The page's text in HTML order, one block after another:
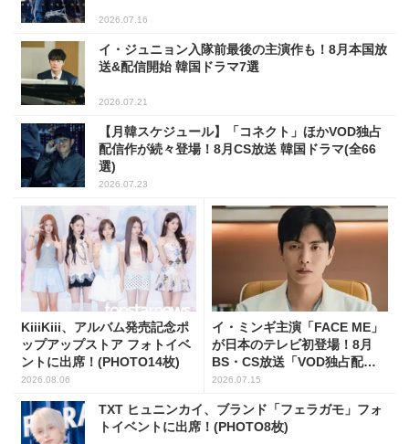
2026.07.16
イ・ジュニョン入隊前最後の主演作も！8月本国放
送&配信開始 韓国ドラマ7選
2026.07.21
【月韓スケジュール】「コネクト」ほかVOD独占
配信作が続々登場！8月CS放送 韓国ドラマ(全66
選)
2026.07.23
KiiiKiii、アルバム発売記念ポ
ップアップストア フォトイベ
ントに出席！(PHOTO14枚)
2026.08.06
イ・ミンギ主演「FACE ME」
が日本のテレビ初登場！8月
BS・CS放送「VOD独占配
信」韓ドラ11選
2026.07.15
TXT ヒュニンカイ、ブランド「フェラガモ」フォ
トイベントに出席！(PHOTO8枚)